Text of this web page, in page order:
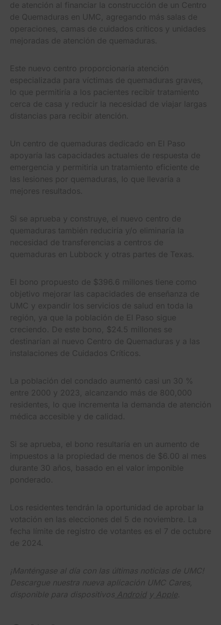
de atención al financiar la construcción de un Centro
de Quemaduras en UMC, agregando más salas de
operaciones, camas de cuidados críticos y unidades
mejoradas de atención de quemaduras.
Este nuevo centro proporcionaría atención
especializada para víctimas de quemaduras graves,
lo que permitiría a los pacientes recibir tratamiento
cerca de casa y reducir la necesidad de viajar largas
distancias para recibir atención.
Un centro de quemaduras dedicado en El Paso
apoyaría las capacidades actuales de respuesta de
emergencia y permitiría un tratamiento eficiente de
las lesiones por quemaduras, lo que llevaría a
mejores resultados.
Si se aprueba y construye, el nuevo centro de
quemaduras también reduciría y/o eliminaría la
necesidad de transferencias a centros de
quemaduras en Lubbock y otras partes de Texas.
El bono propuesto de $396.6 millones tiene como
objetivo mejorar las capacidades de enseñanza de
UMC y expandir los servicios de salud en toda la
región, ya que la población de El Paso sigue
creciendo. De este bono, $24.5 millones se
destinarían al nuevo Centro de Quemaduras y a las
instalaciones de Cuidados Críticos.
La población del condado aumentó casi un 30 %
entre 2000 y 2023, alcanzando más de 800,000
residentes, lo que incrementa la demanda de atención
médica accesible y de calidad.
Si se aprueba, el bono resultaría en un aumento de
impuestos a la propiedad de menos de $6.00 al mes
durante 30 años, basado en el valor imponible
ponderado.
Los residentes tendrán la oportunidad de aprobar la
votación en las elecciones del 5 de noviembre. La
fecha límite de registro de votantes es el 7 de octubre
de 2024.
¡Manténgase al día con las últimas noticias de UMC!
Descargue nuestra nueva aplicación UMC Cares,
disponible para dispositivos Androidy Apple